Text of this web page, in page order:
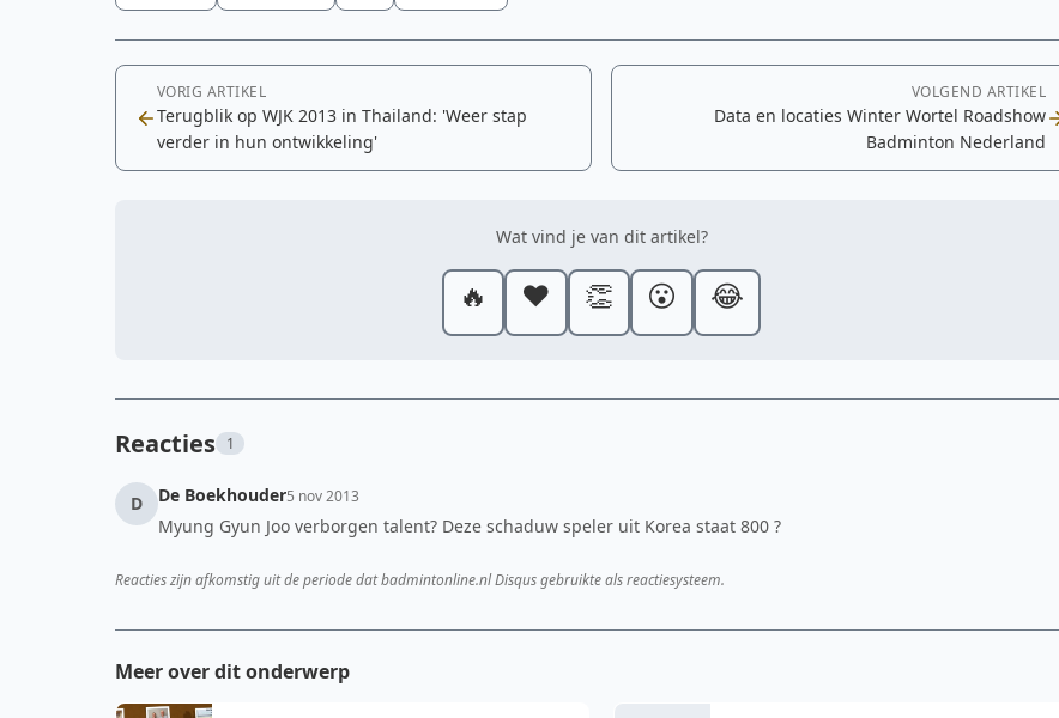
VORIG ARTIKEL
Terugblik op WJK 2013 in Thailand: 'Weer stap
verder in hun ontwikkeling'
VOLGEND ARTIKEL
Data en locaties Winter Wortel Roadshow
Badminton Nederland
Wat vind je van dit artikel?
🔥 ❤️ 👏 😮 😂
Reacties 1
D De Boekhouder5 nov 2013
Myung Gyun Joo verborgen talent? Deze schaduw speler uit Korea staat 800 ?
Reacties zijn afkomstig uit de periode dat badmintonline.nl Disqus gebruikte als reactiesysteem.
Meer over dit onderwerp